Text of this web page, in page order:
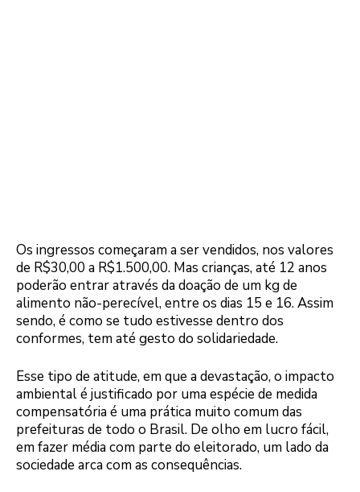
Os ingressos começaram a ser vendidos, nos valores
de R$30,00 a R$1.500,00. Mas crianças, até 12 anos
poderão entrar através da doação de um kg de
alimento não-perecível, entre os dias 15 e 16. Assim
sendo, é como se tudo estivesse dentro dos
conformes, tem até gesto do solidariedade.
Esse tipo de atitude, em que a devastação, o impacto
ambiental é justificado por uma espécie de medida
compensatória é uma prática muito comum das
prefeituras de todo o Brasil. De olho em lucro fácil,
em fazer média com parte do eleitorado, um lado da
sociedade arca com as consequências.